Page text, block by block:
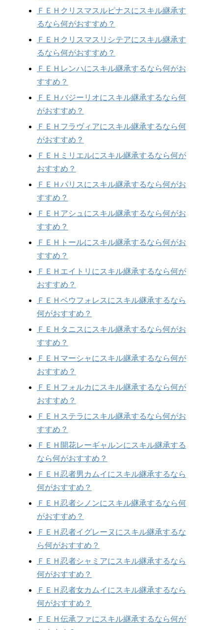
ＦＥＨクリスマスルピナスにスキル継承す
るなら何がおすすめ？
ＦＥＨクリスマスリシテアにスキル継承す
るなら何がおすすめ？
ＦＥＨレンハにスキル継承するなら何がお
すすめ？
ＦＥＨバジーリオにスキル継承するなら何
がおすすめ？
ＦＥＨフラヴィアにスキル継承するなら何
がおすすめ？
ＦＥＨミリエルにスキル継承するなら何が
おすすめ？
ＦＥＨパリスにスキル継承するなら何がお
すすめ？
ＦＥＨアシュにスキル継承するなら何がお
すすめ？
ＦＥＨトールにスキル継承するなら何がお
すすめ？
ＦＥＨエイトリにスキル継承するなら何が
おすすめ？
ＦＥＨベウフォレスにスキル継承するなら
何がおすすめ？
ＦＥＨタニスにスキル継承するなら何がお
すすめ？
ＦＥＨマーシャにスキル継承するなら何が
おすすめ？
ＦＥＨフォルカにスキル継承するなら何が
おすすめ？
ＦＥＨステラにスキル継承するなら何がお
すすめ？
ＦＥＨ開花レーギャルンにスキル継承する
なら何がおすすめ？
ＦＥＨ忍者男カムイにスキル継承するなら
何がおすすめ？
ＦＥＨ忍者シノンにスキル継承するなら何
がおすすめ？
ＦＥＨ忍者イグレーヌにスキル継承するな
ら何がおすすめ？
ＦＥＨ忍者シャミアにスキル継承するなら
何がおすすめ？
ＦＥＨ忍者女カムイにスキル継承するなら
何がおすすめ？
ＦＥＨ伝承ファにスキル継承するなら何が